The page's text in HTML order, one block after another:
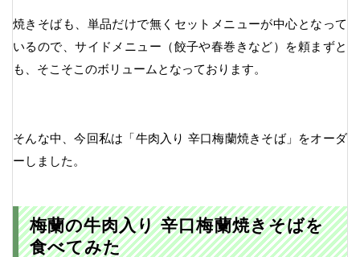
焼きそばも、単品だけで無くセットメニューが中心となって
いるので、サイドメニュー（餃子や春巻きなど）を頼まずと
も、そこそこのボリュームとなっております。
そんな中、今回私は「牛肉入り 辛口梅蘭焼きそば」をオーダ
ーしました。
梅蘭の牛肉入り 辛口梅蘭焼きそばを
食べてみた